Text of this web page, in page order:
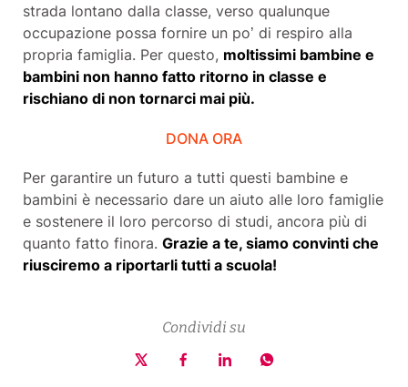
strada lontano dalla classe, verso qualunque
occupazione possa fornire un po’ di respiro alla
propria famiglia. Per questo, moltissimi bambine e
bambini non hanno fatto ritorno in classe e
rischiano di non tornarci mai più.
DONA ORA
Per garantire un futuro a tutti questi bambine e
bambini è necessario dare un aiuto alle loro famiglie
e sostenere il loro percorso di studi, ancora più di
quanto fatto finora. Grazie a te, siamo convinti che
riusciremo a riportarli tutti a scuola!
Condividi su